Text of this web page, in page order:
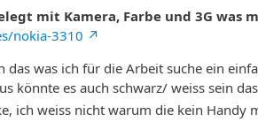
mit Kamera, Farbe und 3G was
nokia-3310
was ich für die Arbeit suche ein
könnte es auch schwarz/ weiss sein
ich weiss nicht warum die kein Handy